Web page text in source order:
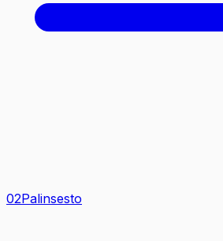
02Palinsesto